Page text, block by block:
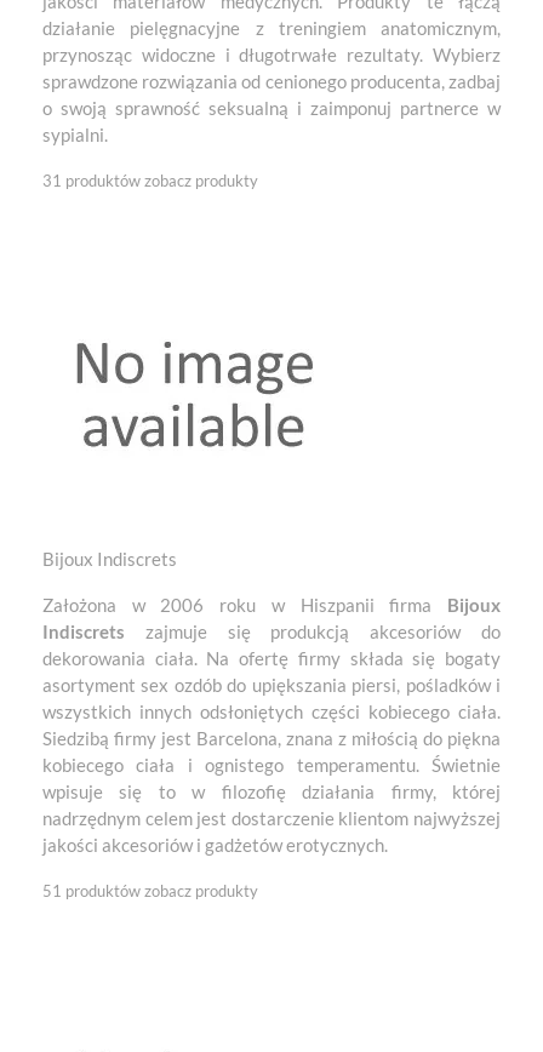
działanie pielęgnacyjne z treningiem anatomicznym,
przynosząc widoczne i długotrwałe rezultaty. Wybierz
sprawdzone rozwiązania od cenionego producenta, zadbaj
o swoją sprawność seksualną i zaimponuj partnerce w
sypialni.
31 produktówzobacz produkty
Bijoux Indiscrets
Założona w 2006 roku w Hiszpanii firma Bijoux
Indiscrets zajmuje się produkcją akcesoriów do
dekorowania ciała. Na ofertę firmy składa się bogaty
asortyment sex ozdób do upiększania piersi, pośladków i
wszystkich innych odsłoniętych części kobiecego ciała.
Siedzibą firmy jest Barcelona, znana z miłością do piękna
kobiecego ciała i ognistego temperamentu. Świetnie
wpisuje się to w filozofię działania firmy, której
nadrzędnym celem jest dostarczenie klientom najwyższej
jakości akcesoriów i gadżetów erotycznych.
51 produktówzobacz produkty